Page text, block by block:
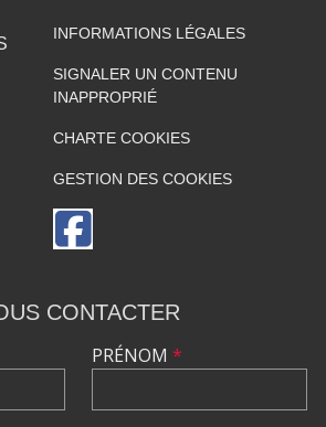
INFORMATIONS LÉGALES
SIGNALER UN CONTENU
INAPPROPRIÉ
CHARTE COOKIES
GESTION DES COOKIES
CONTACTER
PRÉNOM *